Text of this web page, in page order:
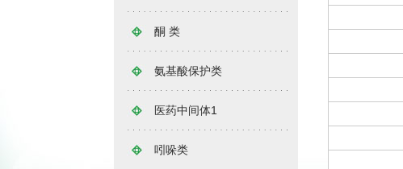
酮 类
氨基酸保护类
医药中间体1
吲哚类